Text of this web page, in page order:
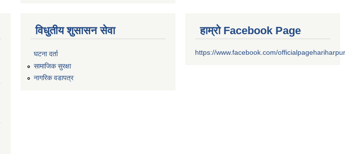
विधुतीय शुसासन सेवा
घटना दर्ता
सामाजिक सुरक्षा
नागरिक वडापत्र
हाम्रो Facebook Page
https://www.facebook.com/